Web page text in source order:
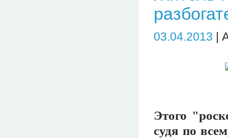
03.04.2013 |
Этого
судя по